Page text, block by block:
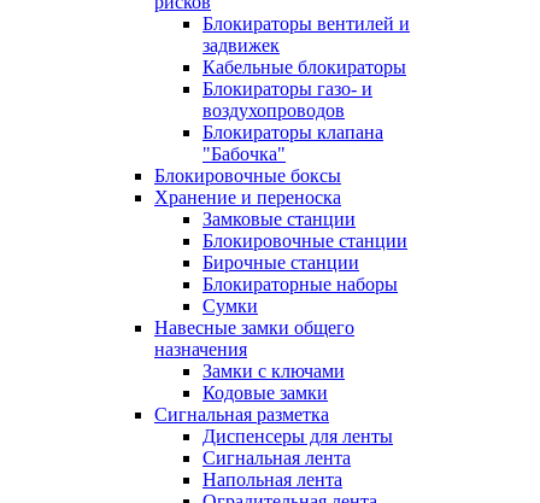
Блокираторы вентилей и
задвижек
Кабельные блокираторы
Блокираторы газо- и
воздухопроводов
Блокираторы клапана
"Бабочка"
Блокировочные боксы
Хранение и переноска
Замковые станции
Блокировочные станции
Бирочные станции
Блокираторные наборы
Сумки
Навесные замки общего
назначения
Замки с ключами
Кодовые замки
Сигнальная разметка
Диспенсеры для ленты
Сигнальная лента
Напольная лента